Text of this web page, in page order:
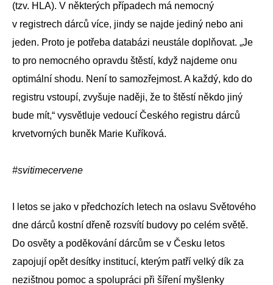
(tzv. HLA). V některých případech má nemocný
v registrech dárců více, jindy se najde jediný nebo ani
jeden. Proto je potřeba databázi neustále doplňovat. „Je
to pro nemocného opravdu štěstí, když najdeme onu
optimální shodu. Není to samozřejmost. A každý, kdo do
registru vstoupí, zvyšuje naději, že to štěstí někdo jiný
bude mít,“ vysvětluje vedoucí Českého registru dárců
krvetvorných buněk Marie Kuříková.
#svitimecervene
I letos se jako v předchozích letech na oslavu Světového
dne dárců kostní dřeně rozsvítí budovy po celém světě.
Do osvěty a poděkování dárcům se v Česku letos
zapojují opět desítky institucí, kterým patří velký dík za
nezištnou pomoc a spolupráci při šíření myšlenky